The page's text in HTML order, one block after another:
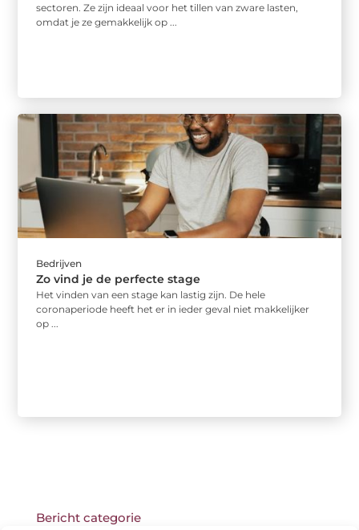
sectoren. Ze zijn ideaal voor het tillen van zware lasten,
omdat je ze gemakkelijk op ...
Bedrijven
Zo vind je de perfecte stage
Het vinden van een stage kan lastig zijn. De hele
coronaperiode heeft het er in ieder geval niet makkelijker
op ...
Bericht categorie